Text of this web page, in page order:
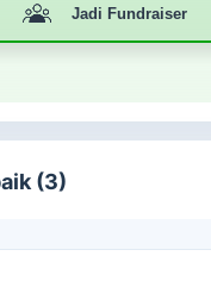
Barat mencatat
Pasaman, dan
ringan sebanyak 17
Jadi Fundraiser
(3)